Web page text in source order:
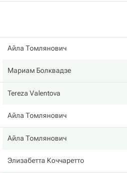
Айла Томлянович
Мариам Болквадзе
Tereza Valentova
Айла Томлянович
Айла Томлянович
Элизабетта Коччаретто